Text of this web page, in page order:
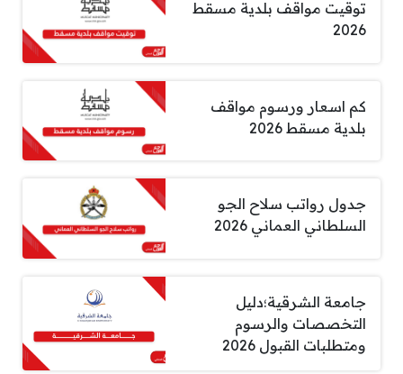
توقيت مواقف بلدية مسقط
2026
كم اسعار ورسوم مواقف
بلدية مسقط 2026
جدول رواتب سلاح الجو
السلطاني العماني 2026
جامعة الشرقية؛دليل
التخصصات والرسوم
ومتطلبات القبول 2026